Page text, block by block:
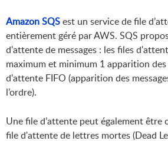
Amazon SQSest un service de file
entièrement géré par AWS. SQS
d'attente de messages : les files
maximum et minimum 1 apparition des
d'attente FIFO (apparition des
l’ordre).
Une file d’attente peut également être
file d'attente de lettres mortes (Dead